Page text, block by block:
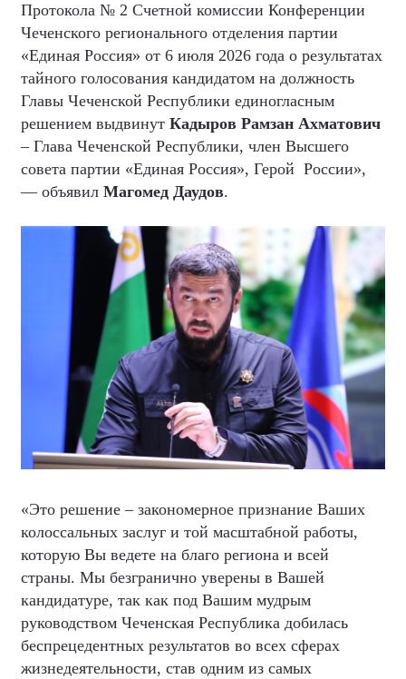
Протокола № 2 Счетной комиссии Конференции
Чеченского регионального отделения партии
«Единая Россия» от 6 июля 2026 года о результатах
тайного голосования кандидатом на должность
Главы Чеченской Республики единогласным
решением выдвинут Кадыров Рамзан Ахматович
– Глава Чеченской Республики, член Высшего
совета партии «Единая Россия», Герой России»,
— объявил Магомед Даудов.
«Это решение – закономерное признание Ваших
колоссальных заслуг и той масштабной работы,
которую Вы ведете на благо региона и всей
страны. Мы безгранично уверены в Вашей
кандидатуре, так как под Вашим мудрым
руководством Чеченская Республика добилась
беспрецедентных результатов во всех сферах
жизнедеятельности, став одним из самых